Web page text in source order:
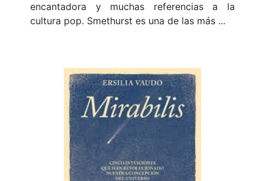
encantadora y muchas referencias a la
cultura pop. Smethurst es una de las más ...